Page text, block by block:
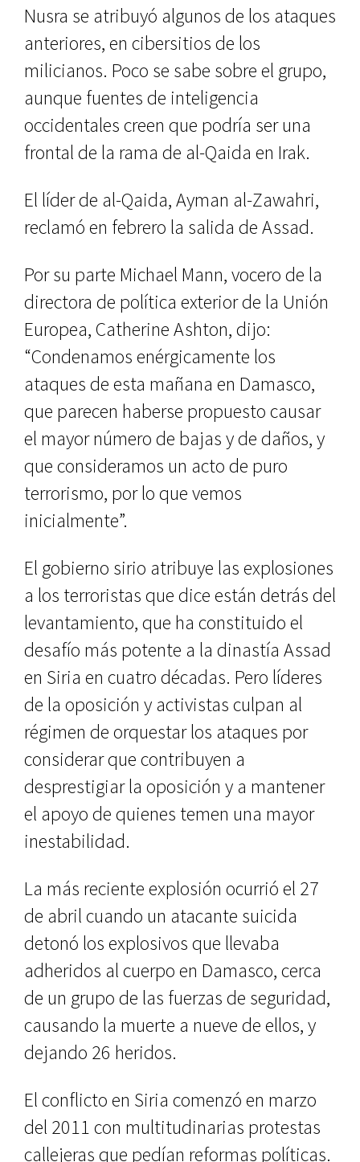
Nusra se atribuyó algunos de los ataques
anteriores, en cibersitios de los
milicianos. Poco se sabe sobre el grupo,
aunque fuentes de inteligencia
occidentales creen que podría ser una
frontal de la rama de al-Qaida en Irak.
El líder de al-Qaida, Ayman al-Zawahri,
reclamó en febrero la salida de Assad.
Por su parte Michael Mann, vocero de la
directora de política exterior de la Unión
Europea, Catherine Ashton, dijo:
“Condenamos enérgicamente los
ataques de esta mañana en Damasco,
que parecen haberse propuesto causar
el mayor número de bajas y de daños, y
que consideramos un acto de puro
terrorismo, por lo que vemos
inicialmente”.
El gobierno sirio atribuye las explosiones
a los terroristas que dice están detrás del
levantamiento, que ha constituido el
desafío más potente a la dinastía Assad
en Siria en cuatro décadas. Pero líderes
de la oposición y activistas culpan al
régimen de orquestar los ataques por
considerar que contribuyen a
desprestigiar la oposición y a mantener
el apoyo de quienes temen una mayor
inestabilidad.
La más reciente explosión ocurrió el 27
de abril cuando un atacante suicida
detonó los explosivos que llevaba
adheridos al cuerpo en Damasco, cerca
de un grupo de las fuerzas de seguridad,
causando la muerte a nueve de ellos, y
dejando 26 heridos.
El conflicto en Siria comenzó en marzo
del 2011 con multitudinarias protestas
callejeras que pedían reformas políticas.